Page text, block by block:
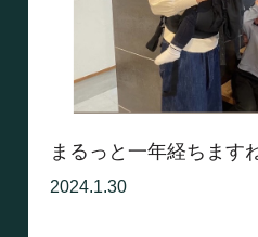
まるっと一年経ちます
2024.1.30